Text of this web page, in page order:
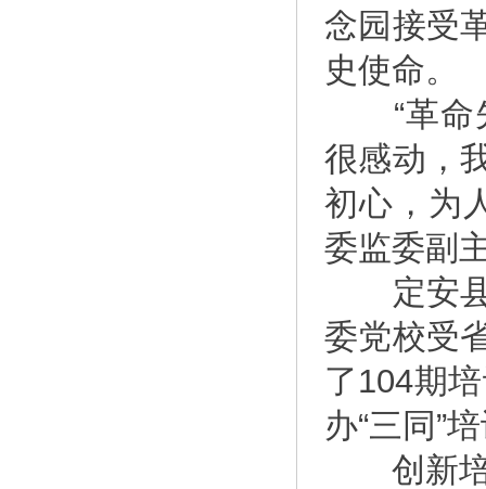
念园接受
史使命。
“革命先
很感动，
初心，为
委监委副
定安县
委党校受
了104期
办“三同”
创新培